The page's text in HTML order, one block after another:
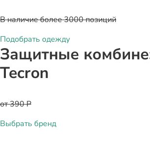
В наличие более 3000 позиций
Подобрать одежду
Защитные
Tecron
от 390 Р
Выбрать бренд